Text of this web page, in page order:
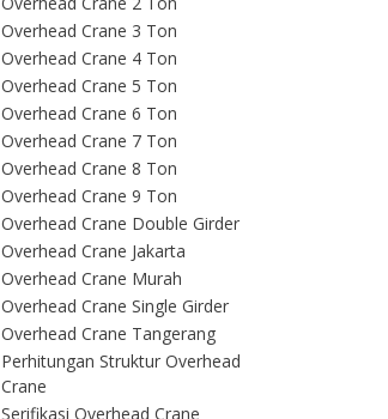
Overhead Crane 3 Ton
Overhead Crane 4 Ton
Overhead Crane 5 Ton
Overhead Crane 6 Ton
Overhead Crane 7 Ton
Overhead Crane 8 Ton
Overhead Crane 9 Ton
Overhead Crane Double Girder
Overhead Crane Jakarta
Overhead Crane Murah
Overhead Crane Single Girder
Overhead Crane Tangerang
Perhitungan Struktur Overhead
Crane
Serifikasi Overhead Crane